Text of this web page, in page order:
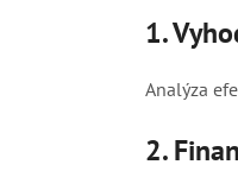
1.
Analýza
2.